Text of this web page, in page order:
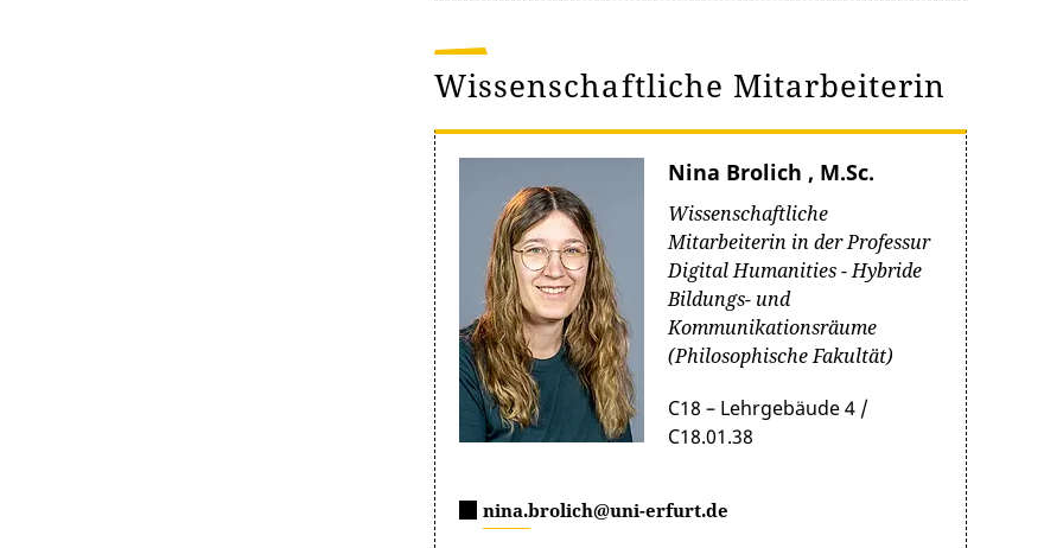
Wissenschaftliche Mitarbeiterin
Nina Brolich , M.Sc.
Wissenschaftliche
Mitarbeiterin in der Professur
Digital Humanities - Hybride
Bildungs- und
Kommunikationsräume
(Philosophische Fakultät)
C18 – Lehrgebäude 4 /
C18.01.38
nina.brolich@uni-erfurt.de